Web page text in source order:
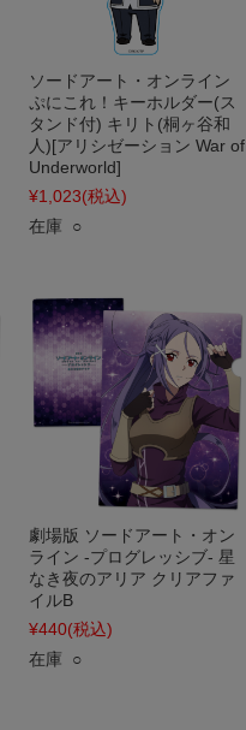
ソードアート・オンライン
ぷにこれ！キーホルダー(ス
タンド付) キリト(桐ヶ谷和
人)[アリシゼーション War of
Underworld]
¥1,023(税込)
在庫 ○
劇場版 ソードアート・オン
ライン -プログレッシブ- 星
なき夜のアリア クリアファ
イルB
¥440(税込)
在庫 ○